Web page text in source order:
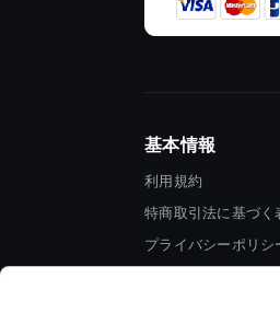
基本情報
利用規約
特商取引法に基づく
プライバシーポリシ